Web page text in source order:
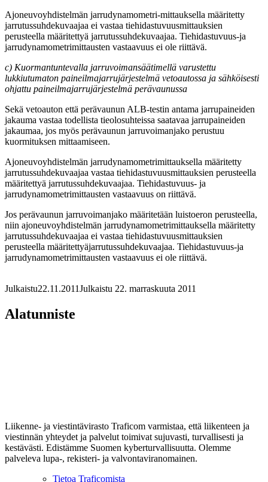
Ajoneuvoyhdistelmän jarrudynamometri-mittauksella määritetty
jarrutussuhdekuvaajaa ei vastaa tiehidastuvuusmittauksien
perusteella määritettyä jarrutussuhdekuvaajaa. Tiehidastuvuus-ja
jarrudynamometrimittausten vastaavuus ei ole riittävä.
c) Kuormantuntevalla jarruvoimansäätimellä varustettu
lukkiutumaton paineilmajarrujärjestelmä vetoautossa ja sähköisesti
ohjattu paineilmajarrujärjestelmä perävaunussa
Sekä vetoauton että perävaunun ALB-testin antama jarrupaineiden
jakauma vastaa todellista tieolosuhteissa saatavaa jarrupaineiden
jakaumaa, jos myös perävaunun jarruvoimanjako perustuu
kuormituksen mittaamiseen.
Ajoneuvoyhdistelmän jarrudynamometrimittauksella määritetty
jarrutussuhdekuvaajaa vastaa tiehidastuvuusmittauksien perusteella
määritettyä jarrutussuhdekuvaajaa. Tiehidastuvuus- ja
jarrudynamometrimittausten vastaavuus on riittävä.
Jos perävaunun jarruvoimanjako määritetään luistoeron perusteella,
niin ajoneuvoyhdistelmän jarrudynamometrimittauksella määritetty
jarrutussuhdekuvaajaa ei vastaa tiehidastuvuusmittauksien
perusteella määritettyäjarrutussuhdekuvaajaa. Tiehidastuvuus-ja
jarrudynamometrimittausten vastaavuus ei ole riittävä.
Julkaistu22.11.2011Julkaistu 22. marraskuuta 2011
Alatunniste
Liikenne- ja viestintävirasto Traficom varmistaa, että liikenteen ja
viestinnän yhteydet ja palvelut toimivat sujuvasti, turvallisesti ja
kestävästi. Edistämme Suomen kyberturvallisuutta. Olemme
palveleva lupa-, rekisteri- ja valvontaviranomainen.
Tietoa Traficomista